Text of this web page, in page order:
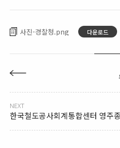
사진-경찰청 다운로드
NEXT
한국철도공사회계통합센터 영주